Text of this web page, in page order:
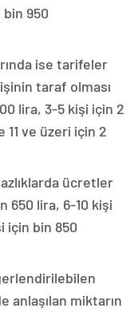
bin 950
ise tarifeler
taraf olması
lira, 3-5 kişi için 2
11 ve üzeri için 2
ücretler
650 lira, 6-10 kişi
için bin 850
anlaşılan miktarın